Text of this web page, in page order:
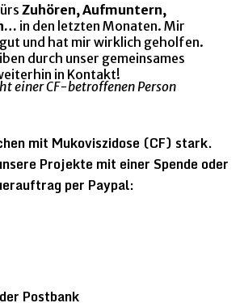
Zuhören, Aufmuntern,
in den letzten Monaten. Mir
und hat mir wirklich geholfen.
durch unser gemeinsames
in Kontakt!
einer CF-betroffenen Person
mit Mukoviszidose (CF) stark.
Projekte mit einer Spende oder
per Paypal:
Postbank